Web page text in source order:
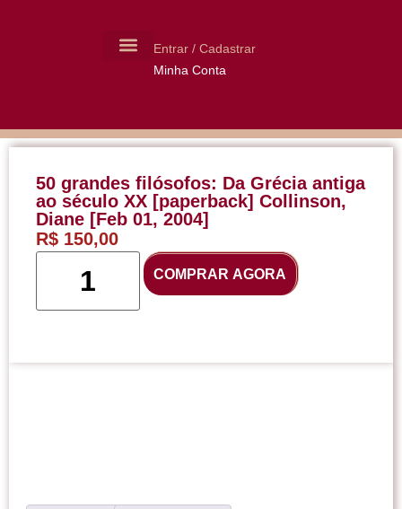
Entrar / Cadastrar
Minha Conta
50 grandes filósofos: Da Grécia antiga
ao século XX [paperback] Collinson,
Diane [Feb 01, 2004]
R$ 150,00
COMPRAR AGORA